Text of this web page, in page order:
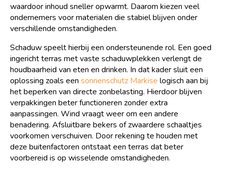
waardoor inhoud sneller opwarmt. Daarom kiezen veel
ondernemers voor materialen die stabiel blijven onder
verschillende omstandigheden.
Schaduw speelt hierbij een ondersteunende rol. Een goed
ingericht terras met vaste schaduwplekken verlengt de
houdbaarheid van eten en drinken. In dat kader sluit een
oplossing zoals een sonnenschutz Markise logisch aan bij
het beperken van directe zonbelasting. Hierdoor blijven
verpakkingen beter functioneren zonder extra
aanpassingen. Wind vraagt weer om een andere
benadering. Afsluitbare bekers of zwaardere schaaltjes
voorkomen verschuiven. Door rekening te houden met
deze buitenfactoren ontstaat een terras dat beter
voorbereid is op wisselende omstandigheden.